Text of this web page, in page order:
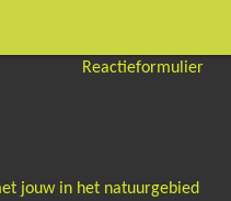
Reactieformulier
jouw in het natuurgebied